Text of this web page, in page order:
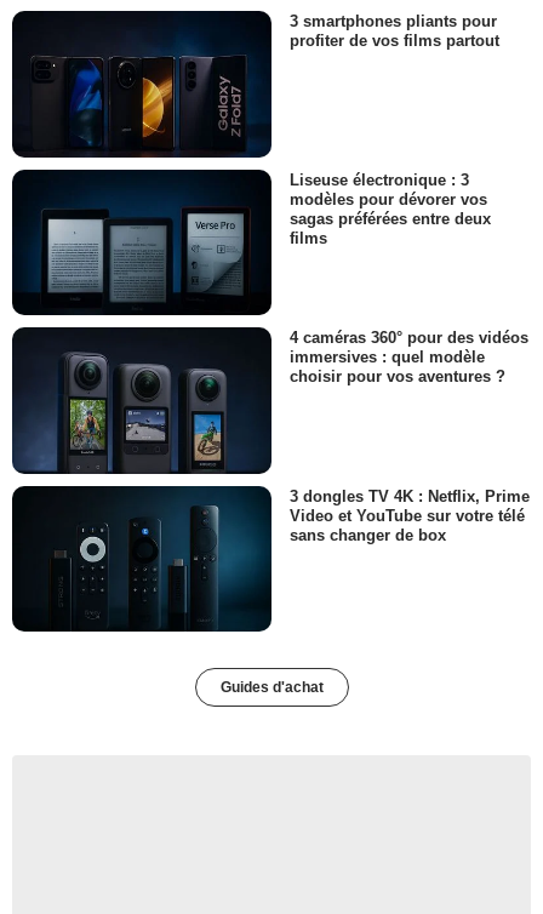
3 smartphones pliants pour
profiter de vos films partout
Liseuse électronique : 3
modèles pour dévorer vos
sagas préférées entre deux
films
4 caméras 360° pour des vidéos
immersives : quel modèle
choisir pour vos aventures ?
3 dongles TV 4K : Netflix, Prime
Video et YouTube sur votre télé
sans changer de box
Guides d'achat